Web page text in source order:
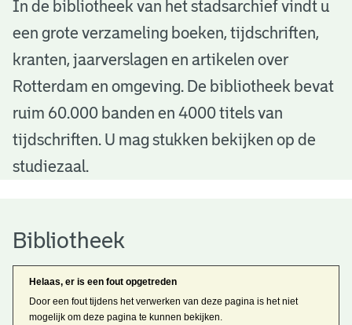
B
b
o
h
e
In de bibliotheek van het stadsarchief vindt u
een grote verzameling boeken, tijdschriften,
kranten, jaarverslagen en artikelen over
Rotterdam en omgeving. De bibliotheek bevat
ruim 60.000 banden en 4000 titels van
tijdschriften. U mag stukken bekijken op de
studiezaal.
Bibliotheek
Helaas, er is een fout opgetreden
Door een fout tijdens het verwerken van deze pagina is het niet
mogelijk om deze pagina te kunnen bekijken.